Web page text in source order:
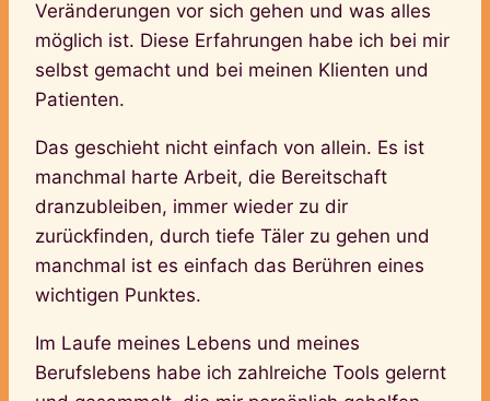
Veränderungen vor sich gehen und was alles
möglich ist. Diese Erfahrungen habe ich bei mir
selbst gemacht und bei meinen Klienten und
Patienten.
Das geschieht nicht einfach von allein. Es ist
manchmal harte Arbeit, die Bereitschaft
dranzubleiben, immer wieder zu dir
zurückfinden, durch tiefe Täler zu gehen und
manchmal ist es einfach das Berühren eines
wichtigen Punktes.
Im Laufe meines Lebens und meines
Berufslebens habe ich zahlreiche Tools gelernt